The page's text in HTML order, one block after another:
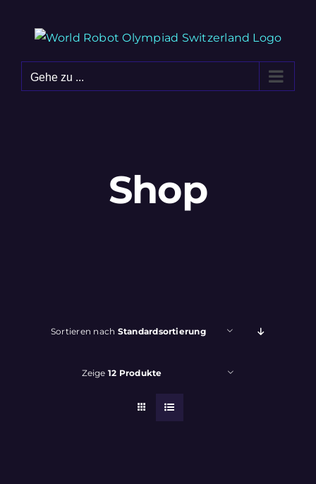
Gehe zu ...
Shop
Sortieren nach Standardsortierung
Zeige 12 Produkte